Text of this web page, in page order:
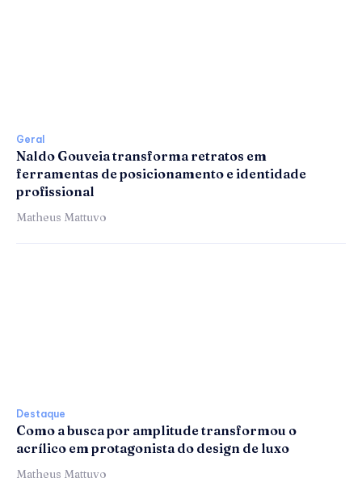
Geral
Naldo Gouveia transforma retratos em
ferramentas de posicionamento e identidade
profissional
Matheus Mattuvo
Destaque
Como a busca por amplitude transformou o
acrílico em protagonista do design de luxo
Matheus Mattuvo